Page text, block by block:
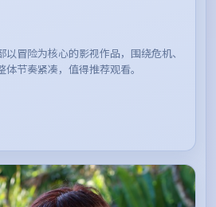
冒险为核心的影视作品，围绕危机、
节奏紧凑，值得推荐观看。